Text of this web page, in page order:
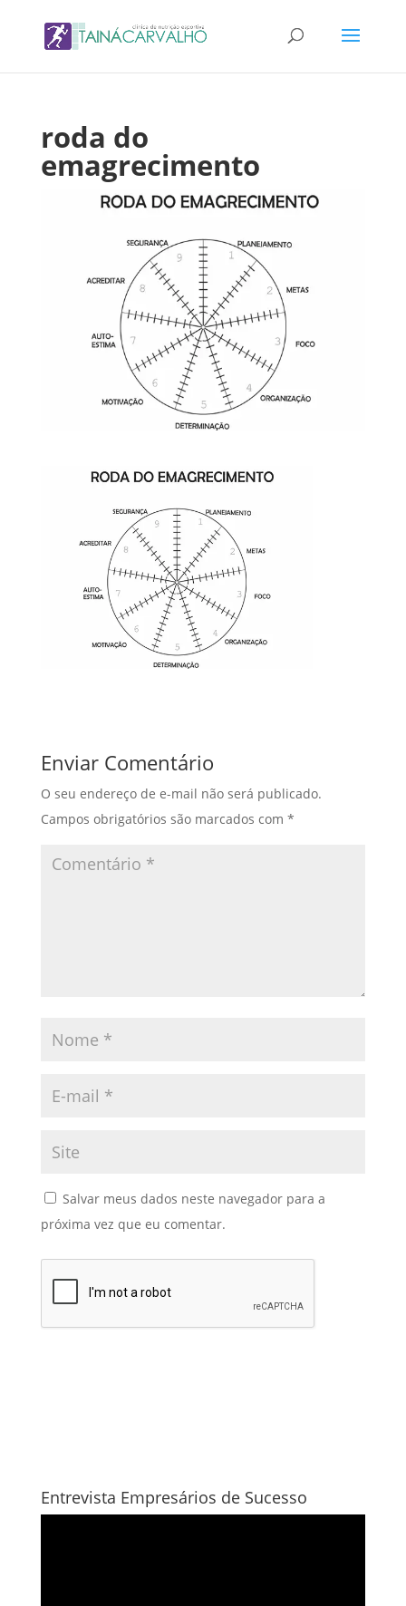
roda do
emagrecimento
Enviar Comentário
O seu endereço de e-mail não será publicado.
Campos obrigatórios são marcados com *
Salvar meus dados neste navegador para a
próxima vez que eu comentar.
Entrevista Empresários de Sucesso